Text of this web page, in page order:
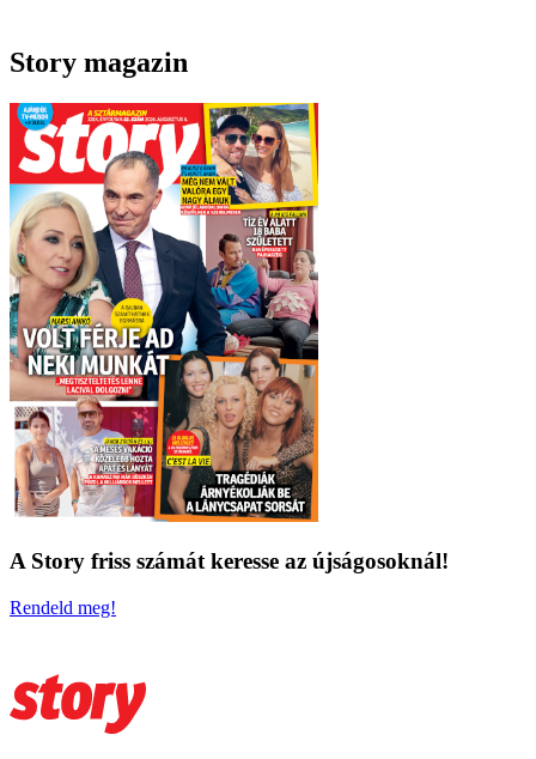
Story magazin
A Story friss számát keresse az újságosoknál!
Rendeld meg!